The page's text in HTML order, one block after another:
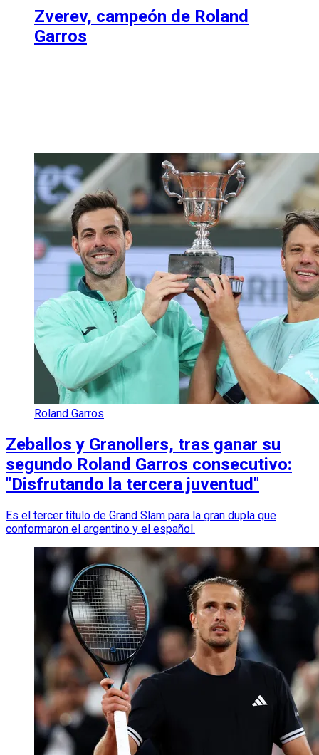
Zverev, campeón de Roland
Garros
Roland Garros
Zeballos y Granollers, tras ganar su
segundo Roland Garros consecutivo:
"Disfrutando la tercera juventud"
Es el tercer título de Grand Slam para la gran dupla que
conformaron el argentino y el español.